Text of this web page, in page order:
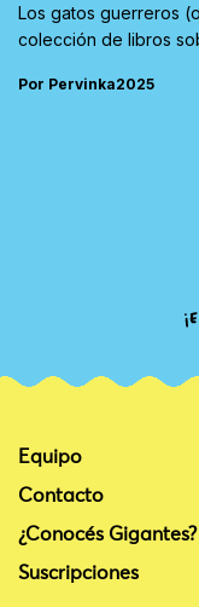
Los gatos guerreros
colección de libros
Por Pervinka2025
Equipo
Contacto
¿Conocés Gigantes?
Suscripciones